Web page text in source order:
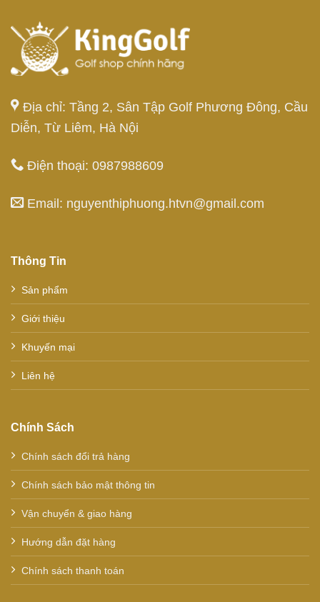
Địa chỉ: Tầng 2, Sân Tập Golf Phương Đông, Cầu
Diễn, Từ Liêm, Hà Nội
Điện thoại: 0987988609
Email: nguyenthiphuong.htvn@gmail.com
Thông Tin
Sản phẩm
Giới thiệu
Khuyến mại
Liên hệ
Chính Sách
Chính sách đổi trả hàng
Chính sách bảo mật thông tin
Vận chuyển & giao hàng
Hướng dẫn đặt hàng
Chính sách thanh toán